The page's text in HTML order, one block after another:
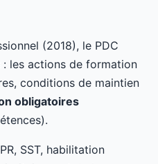
(2018), le PDC
les actions de formation
conditions de maintien
obligatoires
SST, habilitation